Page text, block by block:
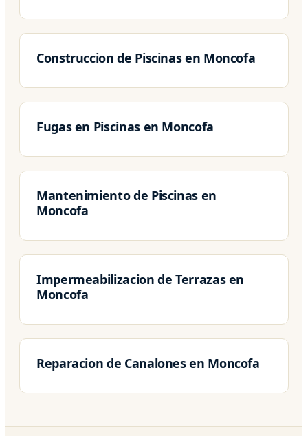
Construccion de Piscinas en Moncofa
Fugas en Piscinas en Moncofa
Mantenimiento de Piscinas en
Moncofa
Impermeabilizacion de Terrazas en
Moncofa
Reparacion de Canalones en Moncofa